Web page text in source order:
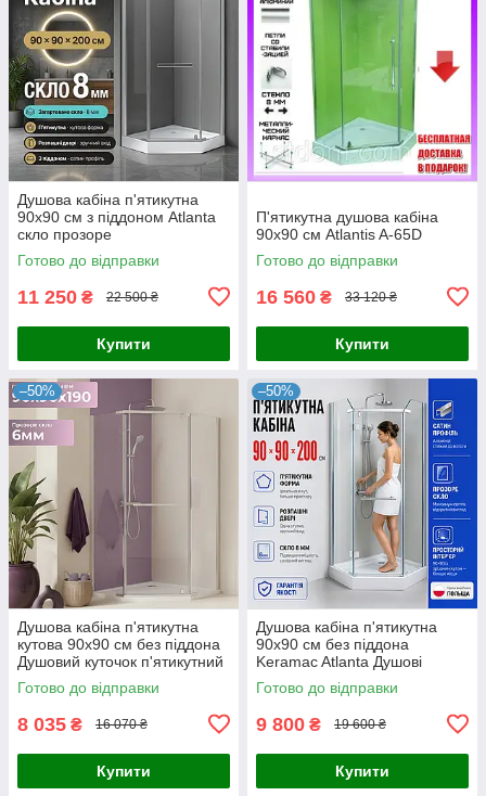
Душова кабіна п'ятикутна
90x90 см з піддоном Atlanta
скло прозоре
Готово до відправки
11 250 ₴ 22 500 ₴
Купити
П'ятикутна душова кабіна
90х90 см Atlantis A-65D
Готово до відправки
16 560 ₴ 33 120 ₴
Купити
–50%
Душова кабіна п'ятикутна
кутова 90x90 см без піддона
Душовий куточок п'ятикутний
Готово до відправки
8 035 ₴ 16 070 ₴
Купити
–50%
Душова кабіна п'ятикутна
90x90 см без піддона
Keramac Atlanta Душові
кабіни п'ятикутні
Готово до відправки
9 800 ₴ 19 600 ₴
Купити